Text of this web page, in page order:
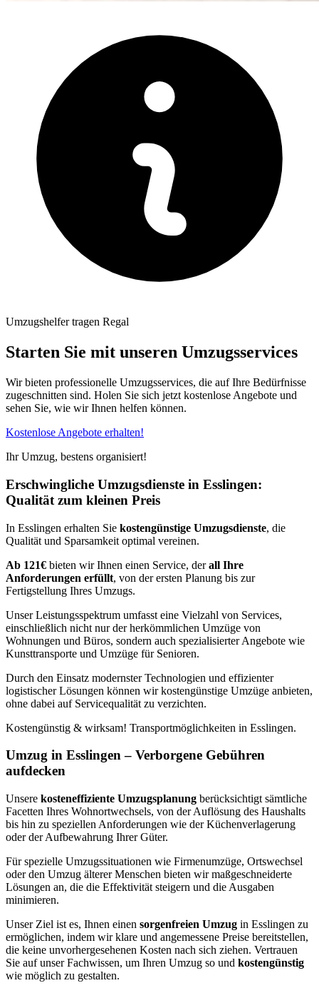
Umzugshelfer tragen Regal
Starten Sie mit unseren Umzugsservices
Wir bieten professionelle Umzugsservices, die auf Ihre Bedürfnisse
zugeschnitten sind. Holen Sie sich jetzt kostenlose Angebote und
sehen Sie, wie wir Ihnen helfen können.
Kostenlose Angebote erhalten!
Ihr Umzug, bestens organisiert!
Erschwingliche Umzugsdienste in Esslingen:
Qualität zum kleinen Preis
In Esslingen erhalten Sie kostengünstige Umzugsdienste, die
Qualität und Sparsamkeit optimal vereinen.
Ab 121€ bieten wir Ihnen einen Service, derall Ihre
Anforderungen erfüllt, von der ersten Planung bis zur
Fertigstellung Ihres Umzugs.
Unser Leistungsspektrum umfasst eine Vielzahl von Services,
einschließlich nicht nur der herkömmlichen Umzüge von
Wohnungen und Büros, sondern auch spezialisierter Angebote wie
Kunsttransporte und Umzüge für Senioren.
Durch den Einsatz modernster Technologien und effizienter
logistischer Lösungen können wir kostengünstige Umzüge anbieten,
ohne dabei auf Servicequalität zu verzichten.
Kostengünstig & wirksam! Transportmöglichkeiten in Esslingen.
Umzug in Esslingen – Verborgene Gebühren
aufdecken
Unsere kosteneffiziente Umzugsplanung berücksichtigt sämtliche
Facetten Ihres Wohnortwechsels, von der Auflösung des Haushalts
bis hin zu speziellen Anforderungen wie der Küchenverlagerung
oder der Aufbewahrung Ihrer Güter.
Für spezielle Umzugssituationen wie Firmenumzüge, Ortswechsel
oder den Umzug älterer Menschen bieten wir maßgeschneiderte
Lösungen an, die die Effektivität steigern und die Ausgaben
minimieren.
Unser Ziel ist es, Ihnen einen sorgenfreien Umzug in Esslingen zu
ermöglichen, indem wir klare und angemessene Preise bereitstellen,
die keine unvorhergesehenen Kosten nach sich ziehen. Vertrauen
Sie auf unser Fachwissen, um Ihren Umzug so und kostengünstig
wie möglich zu gestalten.